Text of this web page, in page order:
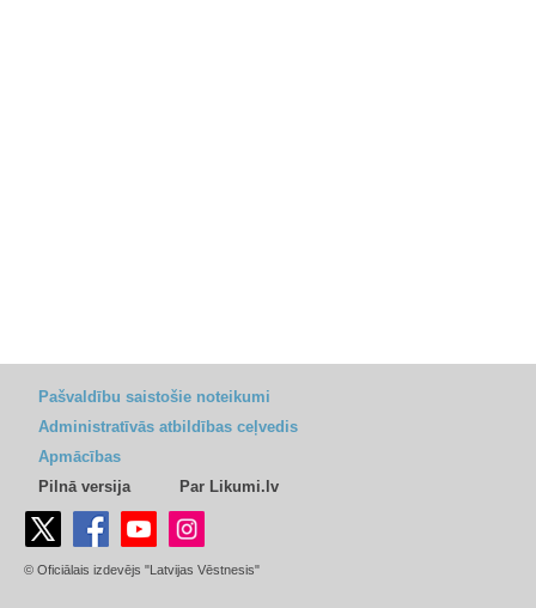
Pašvaldību saistošie noteikumi
Administratīvās atbildības ceļvedis
Apmācības
Pilnā versija
Par Likumi.lv
© Oficiālais izdevējs "Latvijas Vēstnesis"